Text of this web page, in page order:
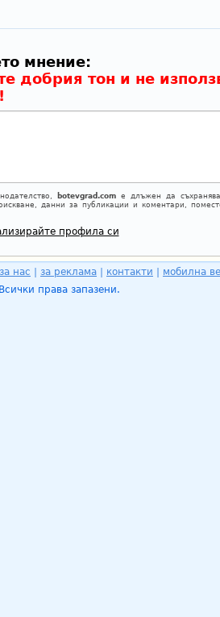
мнение:
добрия тон и не
botevgrad.comе длъжен да
данни за публикации и коментари,
профила си
за нас за реклама контакти
мобилна
Всички права запазени.